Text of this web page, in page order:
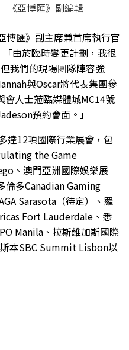
亞博匯》副編輯
博匯》副主席兼首席執行官
由於臨時變更計劃，我很
我們的現場團隊陣容強
與Oscar將代表集團參
會人士蒞臨媒體城MC14號
預約會面。」
達12項國際行業展會，包
the Game
、澳門亞洲國際娛樂展
倫多Canadian Gaming
Sarasota（待定）、羅
Fort Lauderdale、悉
Manila、拉斯維加斯國際
本SBC Summit Lisbon以